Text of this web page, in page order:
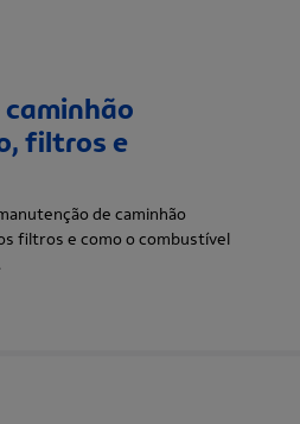
filtros e
de caminhão
filtros e como o combustível